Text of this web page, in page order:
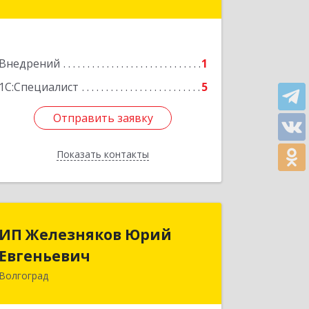
Внедрений
1
1С:Специалист
5
Отправить заявку
Показать контакты
Подробнее
Отправить заявку
Назад
ИП Железняков Юрий
Евгеньевич
Волгоград
ИП Железняков Юрий
Евгеньевич
400079, Волгоградская обл, городской